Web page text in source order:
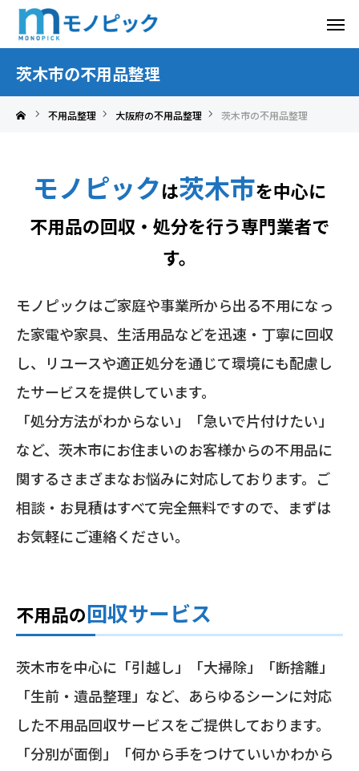
茨木市の不用品整理
不用品整理 大阪府の不用品整理 茨木市の不用品整理
モノピックは茨木市を中心に
不用品の回収・処分を行う専門業者で
す。
モノピックはご家庭や事業所から出る不用になっ
た家電や家具、生活用品などを迅速・丁寧に回収
し、リユースや適正処分を通じて環境にも配慮し
たサービスを提供しています。
「処分方法がわからない」「急いで片付けたい」
など、茨木市にお住まいのお客様からの不用品に
関するさまざまなお悩みに対応しております。ご
相談・お見積はすべて完全無料ですので、まずは
お気軽にご連絡ください。
不用品の回収サービス
茨木市を中心に「引越し」「大掃除」「断捨離」
「生前・遺品整理」など、あらゆるシーンに対応
した不用品回収サービスをご提供しております。
「分別が面倒」「何から手をつけていいかわから